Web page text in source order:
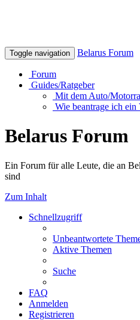
Toggle navigation Belarus Forum
Forum
Guides/Ratgeber
Mit dem Auto/
Wie beantrage ich
Belarus Forum
Ein Forum für alle Leute, die an
sind
Zum Inhalt
Schnellzugriff
Unbeantwortete
Aktive Themen
Suche
FAQ
Anmelden
Registrieren